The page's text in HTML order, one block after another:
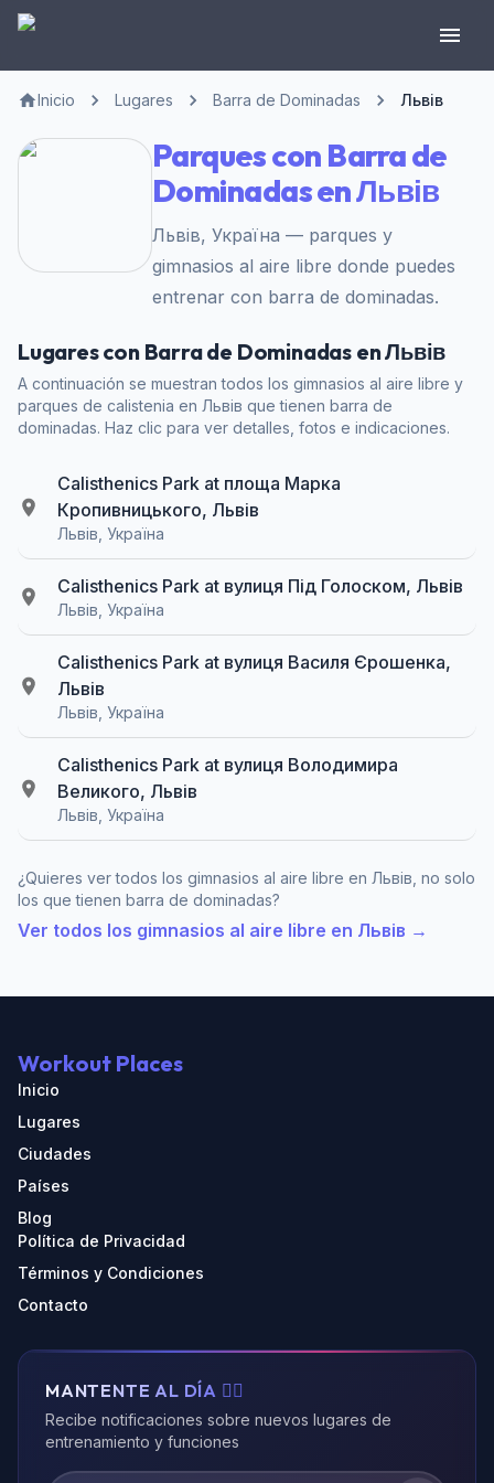
Inicio Lugares Barra de Dominadas Львів
Parques con Barra de
Dominadas en Львів
Львів, Україна — parques y
gimnasios al aire libre donde puedes
entrenar con barra de dominadas.
Lugares con Barra de Dominadas en Львів
A continuación se muestran todos los gimnasios al aire libre y
parques de calistenia en Львів que tienen barra de
dominadas. Haz clic para ver detalles, fotos e indicaciones.
Calisthenics Park at площа Марка
Кропивницького, Львів
Львів, Україна
Calisthenics Park at вулиця Під Голоском, Львів
Львів, Україна
Calisthenics Park at вулиця Василя Єрошенка,
Львів
Львів, Україна
Calisthenics Park at вулиця Володимира
Великого, Львів
Львів, Україна
¿Quieres ver todos los gimnasios al aire libre en Львів, no solo
los que tienen barra de dominadas?
Ver todos los gimnasios al aire libre en Львів →
Workout Places
Inicio
Lugares
Ciudades
Países
Blog
Política de Privacidad
Términos y Condiciones
Contacto
MANTENTE AL DÍA 🏃‍♂️
Recibe notificaciones sobre nuevos lugares de
entrenamiento y funciones